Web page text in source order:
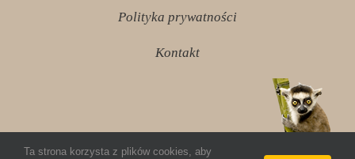
Polityka prywatności
Kontakt
Ta strona korzysta z plików cookies, aby